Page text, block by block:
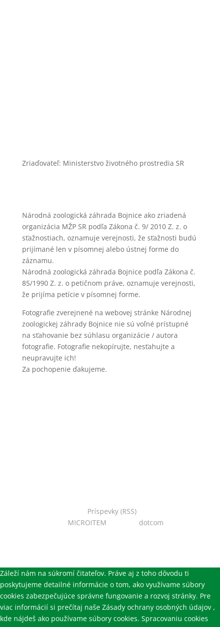
Zriaďovateľ: Ministerstvo životného prostredia SR
Národná zoologická záhrada Bojnice ako zriadená
organizácia MŽP SR podľa Zákona č. 9/ 2010 Z. z. o
sťažnostiach, oznamuje verejnosti, že sťažnosti budú
prijímané len v písomnej alebo ústnej forme do
záznamu.
Národná zoologická záhrada Bojnice podľa Zákona č.
85/1990 Z. z. o petičnom práve, oznamuje verejnosti,
že prijíma petície v písomnej forme.
Fotografie zverejnené na webovej stránke Národnej
zoologickej záhrady Bojnice nie sú voľné prístupné
na sťahovanie bez súhlasu organizácie / autora
fotografie. Fotografie nekopírujte, nesťahujte a
neupravujte ich!
Za pochopenie ďakujeme.
Príspevky (RSS)
MICROITEM dotcom
Záleží nám na súkromí čitateľov. Práve aj z toho dôvodu ti
poskytujeme detailné informácie o tom, ako využívame súbory
cookies zabezpečujúce správne fungovanie a rozvoj stránky. Pre
viac informácií si prečítaj naše Zásady ochrany osobných údajov ,
kde nájdeš ako používame súbory cookies. Spracovaniu cookies